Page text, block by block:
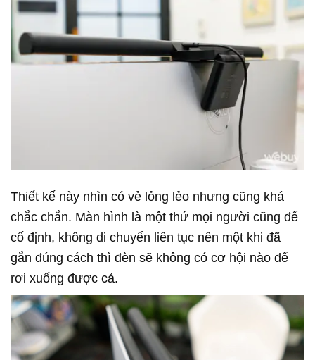
Thiết kế này nhìn có vẻ lỏng lẻo nhưng cũng khá
chắc chắn. Màn hình là một thứ mọi người cũng để
cố định, không di chuyển liên tục nên một khi đã
gắn đúng cách thì đèn sẽ không có cơ hội nào để
rơi xuống được cả.